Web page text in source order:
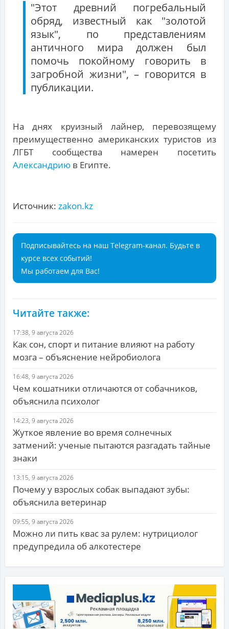
"Этот древний погребальный
обряд, известный как "золотой
язык", по представлениям
античного мира должен был
помочь покойному говорить в
загробной жизни", – говорится в
публикации.
На днях круизный лайнер, перевозящему
преимущественно американских туристов из
ЛГБТ сообщества намерен посетить
Александрию в Египте.
Источник: zakon.kz
Подписывайтесь на наш Telegram-канал. Будьте в
курсе всех событий!
Мы работаем для Вас!
Читайте также:
17:38, 9 августа 2026
Как сон, спорт и питание влияют на работу
мозга – объяснение нейробиолога
16:48, 9 августа 2026
Чем кошатники отличаются от собачников,
объяснила психолог
14:23, 9 августа 2026
Жуткое явление во время солнечных
затмений: ученые пытаются разгадать тайные
знаки
13:15, 9 августа 2026
Почему у взрослых собак выпадают зубы:
объяснила ветеринар
09:55, 9 августа 2026
Можно ли пить квас за рулем: нутрициолог
предупредила об алкотестере